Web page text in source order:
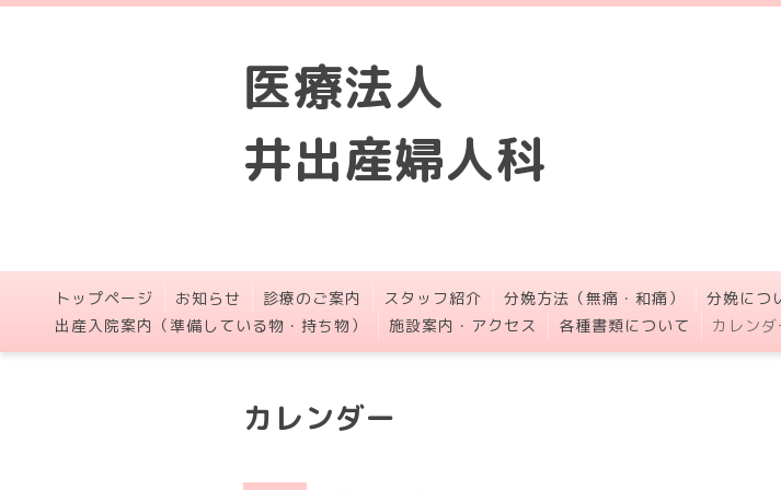
医療法人
井出産婦人科
トップページ お知らせ 診療のご案内 スタッフ紹介 分娩方法（無痛・和痛） 分娩につ
出産入院案内（準備している物・持ち物）
施設案内・アクセス 各種書類について カレンダ
カレンダー